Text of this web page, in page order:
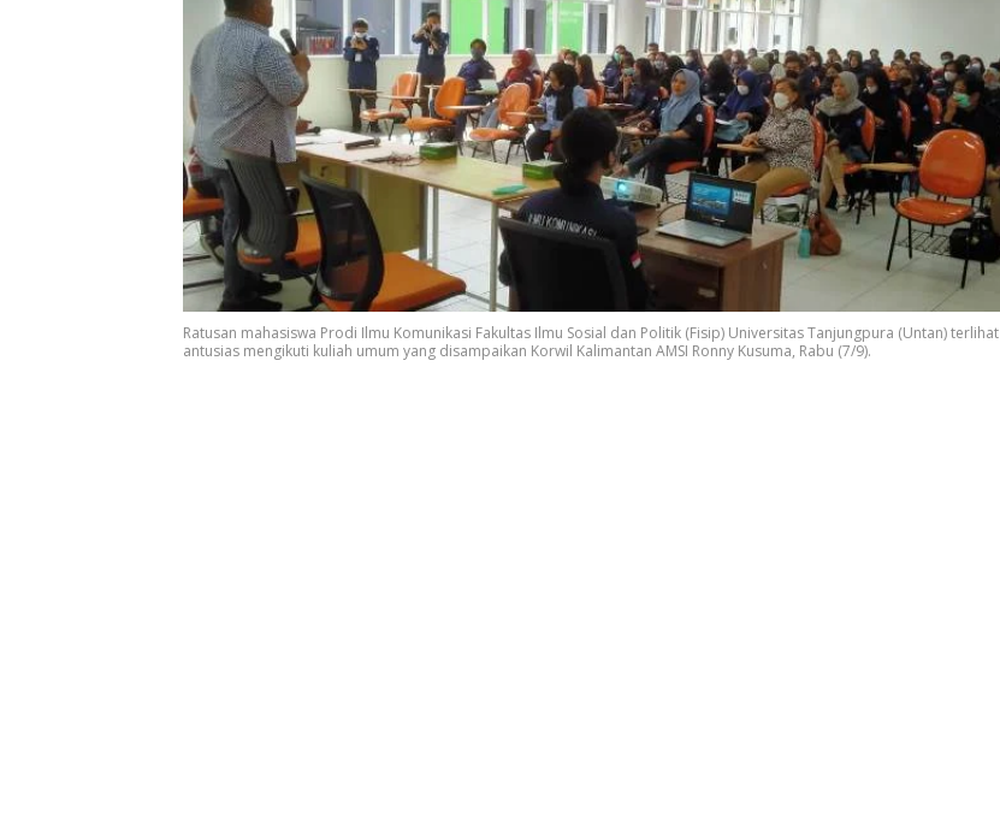
Ratusan mahasiswa Prodi Ilmu Komunikasi Fakultas Ilmu Sosial dan Politik (Fisip) Universitas Tanjungpura (Untan) terlihat
antusias mengikuti kuliah umum yang disampaikan Korwil Kalimantan AMSI Ronny Kusuma, Rabu (7/9).